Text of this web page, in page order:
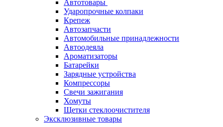
Автотовары
Ударопрочные колпаки
Крепеж
Автозапчасти
Автомобильные принадлежности
Автоодеяла
Ароматизаторы
Батарейки
Зарядные устройства
Компрессоры
Свечи зажигания
Хомуты
Щетки стеклоочистителя
Эксклюзивные товары